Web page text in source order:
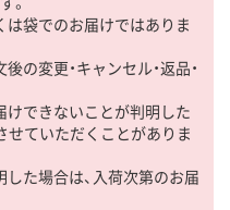
は袋でのお届けではありま
の変更・キャンセル・返品・
けできないことが判明した
せていただくことがありま
した場合は、入荷次第のお届